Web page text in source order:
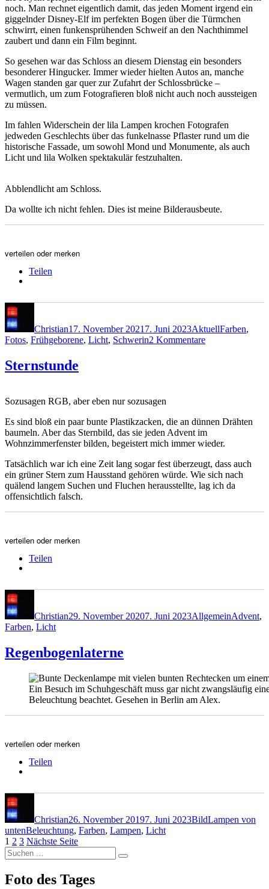
noch. Man rechnet eigentlich damit, das jeden Moment irgend ein
giggelnder Disney-Elf im perfekten Bogen über die Türmchen
schwirrt, einen funkensprühenden Schweif an den Nachthimmel
zaubert und dann ein Film beginnt.
So gesehen war das Schloss an diesem Dienstag ein besonders
besonderer Hingucker. Immer wieder hielten Autos an, manche
Wagen standen gar quer zur Zufahrt der Schlossbrücke –
vermutlich, um zum Fotografieren bloß nicht auch noch aussteigen
zu müssen.
Im fahlen Widerschein der lila Lampen krochen Fotografen
jedweden Geschlechts über das funkelnasse Pflaster rund um die
historische Fassade, um sowohl Mond und Monumente, als auch
Licht und lila Wolken spektakulär festzuhalten.
Abblendlicht am Schloss.
Da wollte ich nicht fehlen. Dies ist meine Bilderausbeute.
verteilen oder merken
Teilen
Christian17. November 2021 7. Juni 2023AktuellFarben,
Fotos, Frühgeborene, Licht, Schwerin2 Kommentarezu
Sternstunde
Sozusagen RGB, aber eben nur sozusagen
Es sind bloß ein paar bunte Plastikzacken, die an dünnen Drähten
baumeln. Aber das Sternbild, das sie jeden Advent im
Wohnzimmerfenster bilden, begeistert mich immer wieder.
Tatsächlich war ich eine Zeit lang sogar fest überzeugt, dass auch
ein grüner Stern zum Hausstand gehören würde. Wie sich nach
quälend langem Suchen und Fluchen herausstellte, lag ich da
offensichtlich falsch.
verteilen oder merken
Teilen
Christian29. November 20207. Juni 2023AllgemeinAdvent,
Farben, Licht
Regenbogenlaterne
Ein Besuch im Schuhgeschäft muss gar nicht zwangsläufig
Beleuchtung beachtet. Gesehen in Berlin am Alex.
verteilen oder merken
Teilen
Christian26. November 20197. Juni 2023BildLampen von
untenSchlagwörter
Beleuchtung, Farben, Lampen, Licht
Seitennummerierung
der
Beiträge
Seite
1 Seite
2 Seite
3 Nächste Seite
Suchen
nach:
Suchen
Foto des Tages